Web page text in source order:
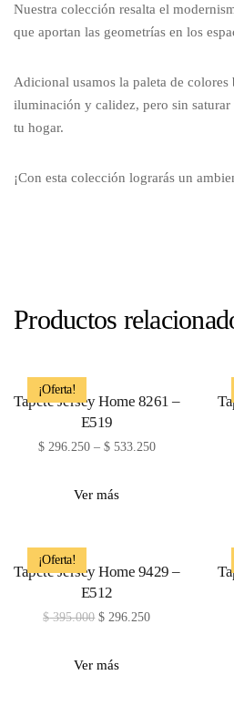
Nuestra colección resalta el
que aportan las geometrías en los
Adicional usamos la paleta de colores
iluminación y calidez, pero sin saturar
tu hogar.
¡Con esta colección lograrás un
Productos
¡Oferta!
Tapete Jersey Home 8261 –
E519
$296.250– $533.250
Ver más
¡Oferta!
Tapete Jersey Home 9429 –
E512
$395.000 $ 296.250
Ver más